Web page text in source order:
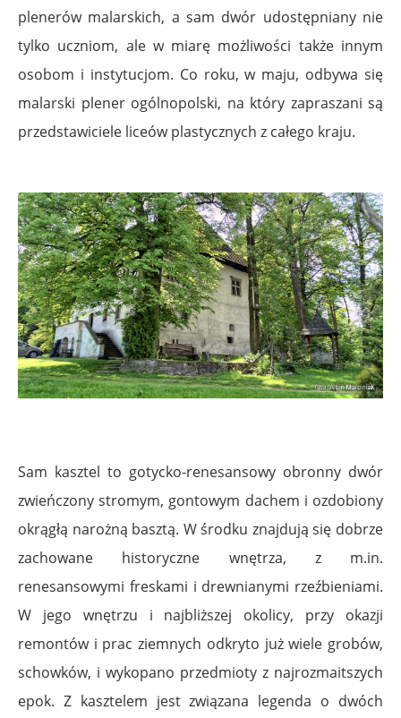
plenerów malarskich, a sam dwór udostępniany nie
tylko uczniom, ale w miarę możliwości także innym
osobom i instytucjom. Co roku, w maju, odbywa się
malarski plener ogólnopolski, na który zapraszani są
przedstawiciele liceów plastycznych z całego kraju.
Sam kasztel to gotycko-renesansowy obronny dwór
zwieńczony stromym, gontowym dachem i ozdobiony
okrągłą narożną basztą. W środku znajdują się dobrze
zachowane historyczne wnętrza, z m.in.
renesansowymi freskami i drewnianymi rzeźbieniami.
W jego wnętrzu i najbliższej okolicy, przy okazji
remontów i prac ziemnych odkryto już wiele grobów,
schowków, i wykopano przedmioty z najrozmaitszych
epok. Z kasztelem jest związana legenda o dwóch